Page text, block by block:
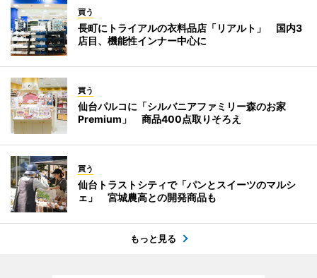
買う
長町にトライアルの衣料品店「リアルト」 国内3
店目、機能性インナー中心に
買う
仙台パルコに「シルバニアファミリー森のお家
Premium」 商品400点取りそろえ
買う
仙台トラストシティで「パンとスイーツのマルシ
ェ」 宮城農高との開発商品も
もっと見る